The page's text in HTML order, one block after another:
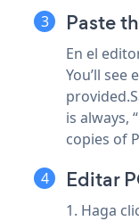
Paste
En el
You’ll
is always,
copies of
Editar
1. Haga